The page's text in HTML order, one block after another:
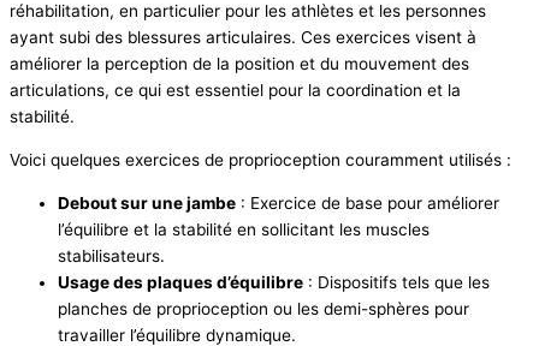
réhabilitation, en particulier pour les athlètes et les personnes
ayant subi des blessures articulaires. Ces exercices visent à
améliorer la perception de la position et du mouvement des
articulations, ce qui est essentiel pour la coordination et la
stabilité.
Voici quelques exercices de proprioception couramment utilisés :
Debout sur une jambe : Exercice de base pour améliorer
l’équilibre et la stabilité en sollicitant les muscles
stabilisateurs.
Usage des plaques d’équilibre : Dispositifs tels que les
planches de proprioception ou les demi-sphères pour
travailler l’équilibre dynamique.